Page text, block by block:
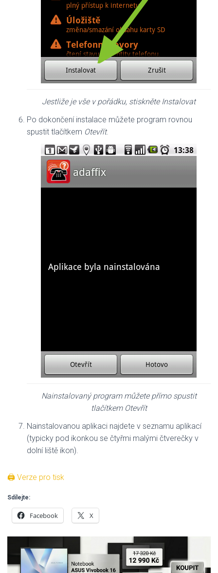
Jestliže je vše v pořádku, stiskněte Instalovat
Po dokončení instalace můžete program rovnou
spustit tlačítkem Otevřít.
Nainstalovaný program můžete přímo spustit
tlačítkem Otevřít
Nainstalovanou aplikaci najdete v seznamu aplikací
(typicky pod ikonkou se čtyřmi malými čtverečky v
dolní liště ikon).
🖨 Verze pro tisk
Sdílejte:
Facebook X